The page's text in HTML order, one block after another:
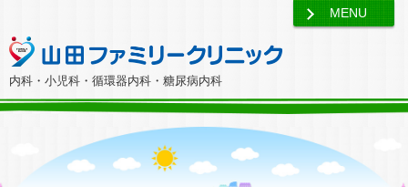
内科・小児科・循環器内科・糖尿病内科
MENU